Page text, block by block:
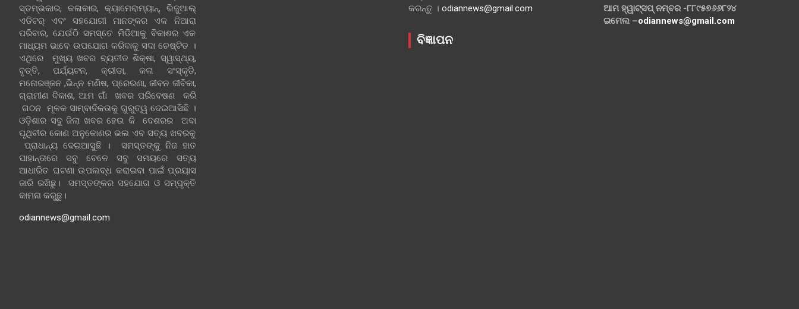
ସ୍ତମ୍ଭକାର, କଳାକାର, କ୍ୟାମେରାମ୍ୟାନ୍, ଭିଜୁଆଲ୍
ଏଡିଟର୍ ଏବଂ ସହଯୋଗୀ ମାନଙ୍କର ଏକ ନିଆରା
ପରିବାର, ଯେଉଁଠି ସମସ୍ତେ ମିଡିଆକୁ ବିକାଶର ଏକ
ମାଧ୍ୟମ ଭାବେ ଉପଯୋଗ କରିବାକୁ ସଦା ଚେଷ୍ଟିତ ।
ଏଥିରେ ମୁଖ୍ୟ ଖବର ବ୍ୟତୀତ ଶିକ୍ଷା, ସ୍ୱାସ୍ଥ୍ୟ,
ବୃତ୍ତି, ପର୍ଯ୍ୟଟନ, କ୍ରୀଡା, କଳା ସଂସ୍କୃତି,
ମନୋରଞ୍ଜନ ,ଭିନ୍ନ ମଣିଷ, ପ୍ରେରଣା, ଜୀବନ ଜୀବିକା,
ଗ୍ରାମୀଣ ବିକାଶ, ଆମ ଗାଁ ଖବର ପରିବେଷଣ କରି
ଗଠନ ମୂଳକ ସାମ୍ବାଦିକତାକୁ ଗୁରୁତ୍ୱ ଦେଇଆସିଛି ।
ଓଡ଼ିଶାର ସବୁ ଜିଲା ଖବର ହେଉ କି ଦେଶରର ଅବା
ପୃଥିବୀର କୋଣ ଅନୁକୋଣର ଭଲ ଏବ ସତ୍ୟ ଖବରକୁ
ପ୍ରାଧାନ୍ୟ ଦେଇଆସୁଛି । ସମସ୍ତଙ୍କୁ ନିଜ ହାତ
ପାହାନ୍ତାରେ ସବୁ ବେଳେ ସବୁ ସମୟରେ ସତ୍ୟ
ଆଧାରିତ ଘଟଣା ଉପଲବ୍ଧ କରାଇବା ପାଇଁ ପ୍ରୟାସ
ଜାରି ରଖିଛୁ। ସମସ୍ତଙ୍କର ସହଯୋଗ ଓ ସମ୍ପୃକ୍ତି
କାମନା କରୁଛୁ।
odiannews@gmail.com
କରନ୍ତୁ । odiannews@gmail.com
ବିଜ୍ଞାପନ
ଆମ ହ୍ୱାଟ୍‌ସପ୍ ନମ୍ବର -୮୮୯୫୭୬୬୮୨୪
ଇମେଲ –odiannews@gmail.com